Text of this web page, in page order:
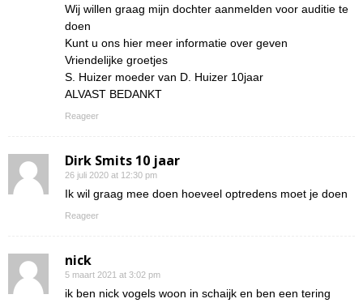
Wij willen graag mijn dochter aanmelden voor auditie te
doen
Kunt u ons hier meer informatie over geven
Vriendelijke groetjes
S. Huizer moeder van D. Huizer 10jaar
ALVAST BEDANKT
Reageer
Dirk Smits 10 jaar
26 juli 2020 at 12:30 pm
Ik wil graag mee doen hoeveel optredens moet je doen
Reageer
nick
5 maart 2021 at 3:02 pm
ik ben nick vogels woon in schaijk en ben een tering